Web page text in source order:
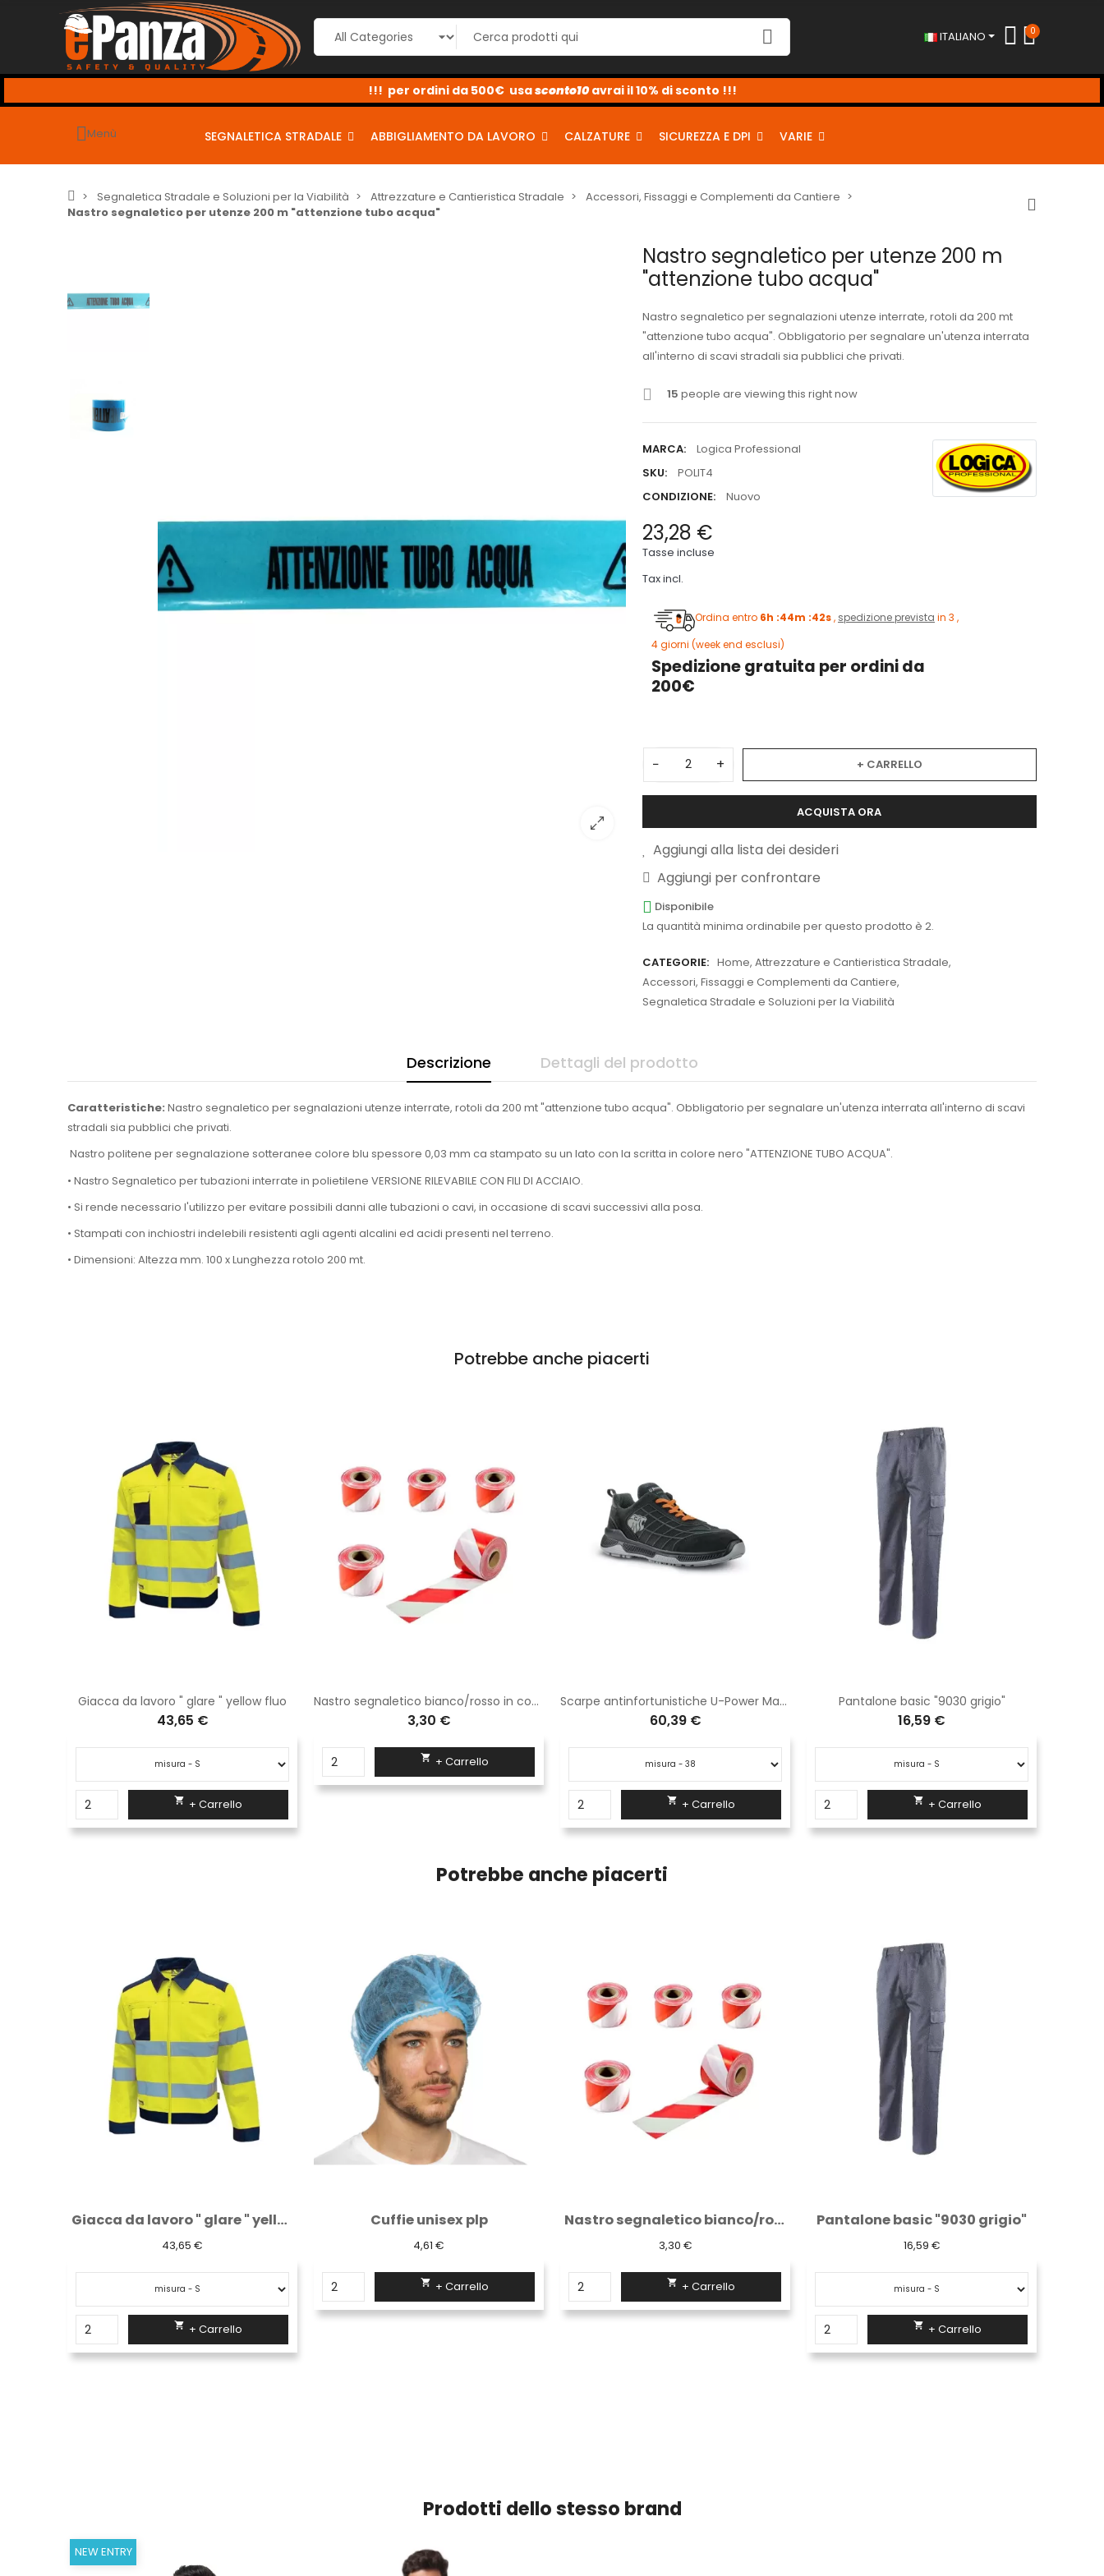
ITALIANO 0
seguenti coupon per sconti dal 2% al 10% <-
sconto2
sconto5
sconto10
Menù SEGNALETICA STRADALE ABBIGLIAMENTO DA LAVORO CALZATURE SICUREZZA E DPI VARIE
Segnaletica Stradale e Soluzioni per la Viabilità Attrezzature e Cantieristica Stradale
Accessori, Fissaggi e Complementi da Cantiere
Nastro segnaletico per utenze 200 m "attenzione tubo acqua"
Nastro segnaletico per utenze 200 m
"attenzione tubo acqua"
Nastro segnaletico per segnalazioni utenze interrate, rotoli da 200 mt
"attenzione tubo acqua". Obbligatorio per segnalare un'utenza interrata
all'interno di scavi stradali sia pubblici che privati.
15 people are viewing this right now
MARCA:
Logica Professional
SKU:
POLIT4
CONDIZIONE:
Nuovo
23,28 €
Tasse incluse
Tax incl.
Ordina entro 6h :44m :41s,spedizione previstain 3 ,
4 giorni (week end esclusi)
Spedizione gratuita per ordini da
200€
− + + CARRELLO
ACQUISTA ORA
Aggiungi alla lista dei desideri
Aggiungi per confrontare
Disponibile
La quantità minima ordinabile per questo prodotto è 2.
CATEGORIE: Home, Attrezzature e Cantieristica Stradale,
Accessori, Fissaggi e Complementi da Cantiere,
Segnaletica Stradale e Soluzioni per la Viabilità
Descrizione Dettagli del prodotto
Caratteristiche: Nastro segnaletico per segnalazioni utenze interrate, rotoli da 200 mt "attenzione tubo acqua". Obbligatorio per segnalare un'utenza interrata all'interno di scavi
stradali sia pubblici che privati.
Nastro politene per segnalazione sotteranee colore blu spessore 0,03 mm ca stampato su un lato con la scritta in colore nero "ATTENZIONE TUBO ACQUA".
• Nastro Segnaletico per tubazioni interrate in polietilene VERSIONE RILEVABILE CON FILI DI ACCIAIO.
• Si rende necessario l'utilizzo per evitare possibili danni alle tubazioni o cavi, in occasione di scavi successivi alla posa.
• Stampati con inchiostri indelebili resistenti agli agenti alcalini ed acidi presenti nel terreno.
• Dimensioni: Altezza mm. 100 x Lunghezza rotolo 200 mt.
Potrebbe anche piacerti
Giacca da lavoro " glare " yellow fluo
43,65 €
 + Carrello
Nastro segnaletico bianco/rosso in confezione da 5 pezzi
3,30 €
 + Carrello
Scarpe antinfortunistiche U-Power Match S1P SRC WN20016
60,39 €
 + Carrello
Pantalone basic "9030 grigio"
16,59 €
 + Carrello
Potrebbe anche piacerti
Cuffie unisex plp
4,61 €
+ Carrello
3,30 €
 + Carrello
Pantalone basic "9030 grigio"
16,59 €
Caschetto ponteggiatore
35,63 €
+ Carrello
Prodotti dello stesso brand